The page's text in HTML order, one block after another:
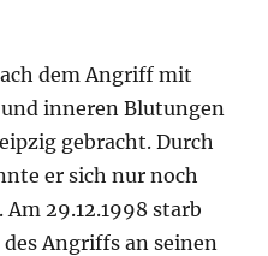
dem Angriff mit
inneren Blutungen
gebracht. Durch
er sich nur noch
29.12.1998 starb
Angriffs an seinen